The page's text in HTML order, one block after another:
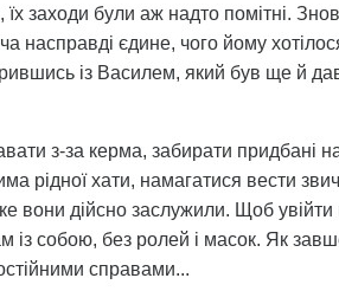
заходи були аж надто помітні.
єдине, чого йому
із Василем, який був ще й
з-за керма, забирати придбані
рідної хати, намагатися вести
вони дійсно заслужили. Щоб
із собою, без ролей і масок. Як
справами...